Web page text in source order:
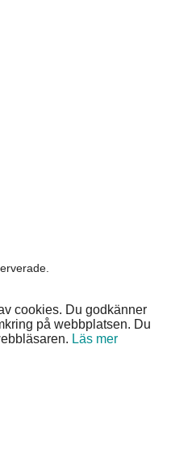
cookies. Du godkänner
på webbplatsen. Du
Läs mer